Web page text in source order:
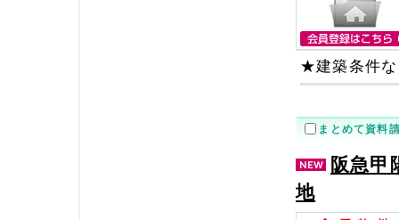
★建築条件
まとめて資料
阪急甲
地